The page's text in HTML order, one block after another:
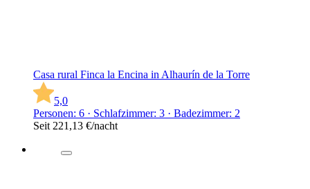
Casa rural Finca la Encina in Alhaurín de la Torre
5,0
Personen: 6 · Schlafzimmer: 3 · Badezimmer: 2
Seit 221,13 €/nacht